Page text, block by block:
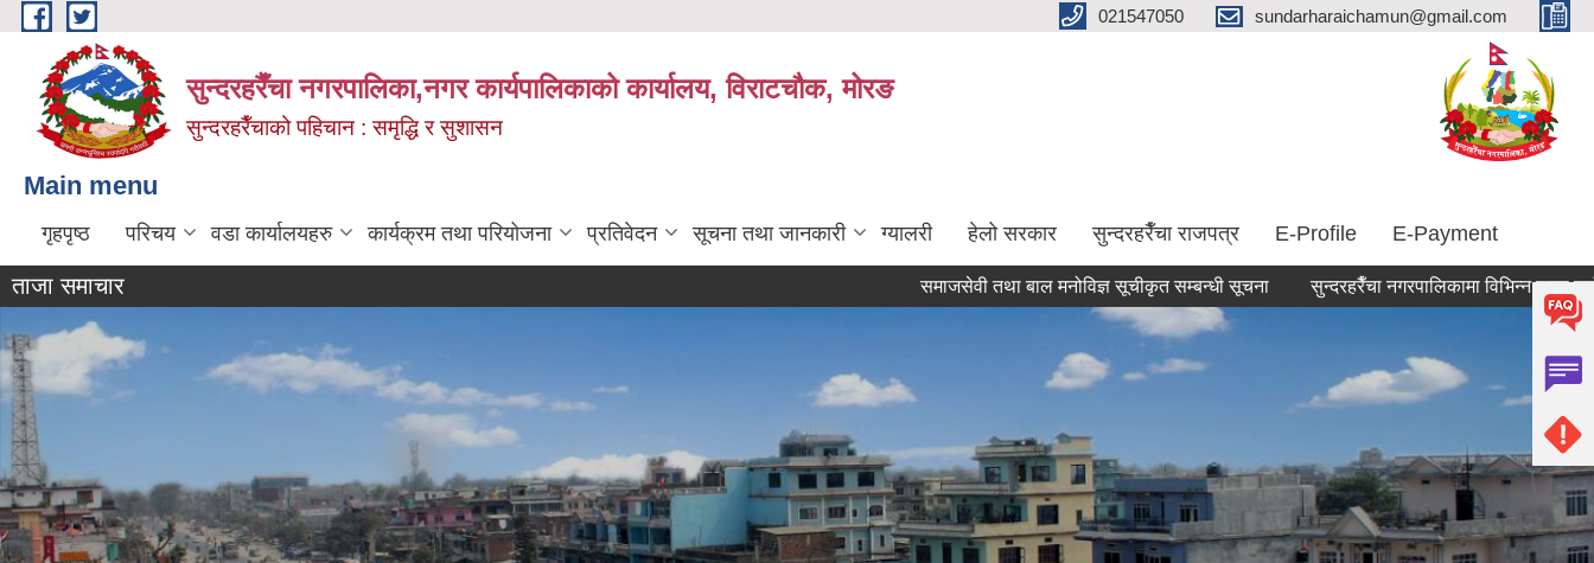
Skip to main content 021547050 sundarharaichamun@gmail.com
सुन्दरहरैँचा नगरपालिका,नगर कार्यपालिकाको कार्यालय, विराटचौक, मोरङ
सुन्दरहरैँचाको पहिचान : समृद्धि र सुशासन
Main menu
गृहपृष्ठ परिचय वडा कार्यालयहरु कार्यक्रम तथा परियोजना प्रतिवेदन सूचना तथा जानकारी ग्यालरी हेलो सरकार सुन्दरहरैँचा राजपत्र E-Profile E-Payment
ताजा समाचार समाजसेवी तथा बाल मनोविज्ञ सूचीकृत सम्बन्धी सूचना सुन्दरहरैँचा नगरपालिकामा विभिन्न पदमा कर्मचारी